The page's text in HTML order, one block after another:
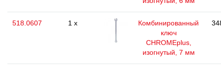
518.0607 1 x
Комбинированный
ключ
CHROMEplus,
изогнутый, 7 мм